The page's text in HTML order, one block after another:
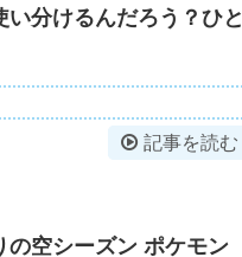
分けるんだろう？ひと
記事を読む
の空シーズン ポケモン